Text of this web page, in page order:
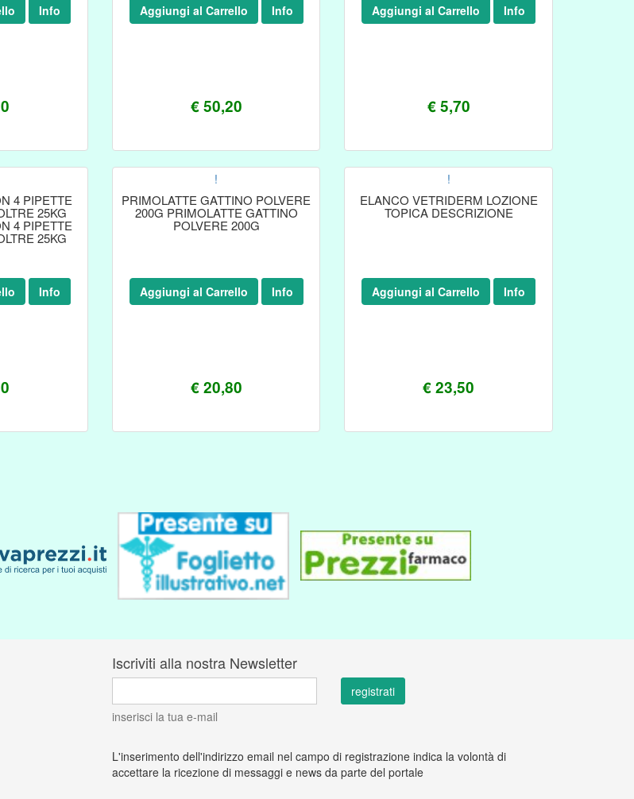
Info
€ 50,20
Aggiungi al Carrello Info
€ 5,70
Aggiungi al Carrello Info
4 PIPETTE
25KG
4 PIPETTE
25KG
Info
!
PRIMOLATTE GATTINO POLVERE
200G PRIMOLATTE GATTINO
POLVERE 200G
€ 20,80
Aggiungi al Carrello Info
!
ELANCO VETRIDERM LOZIONE
TOPICA DESCRIZIONE
€ 23,50
Aggiungi al Carrello Info
Iscriviti alla nostra Newsletter
inserisci la tua e-mail
L'inserimento dell'indirizzo email nel campo di registrazione indica la volontà di
accettare la ricezione di messaggi e news da parte del portale